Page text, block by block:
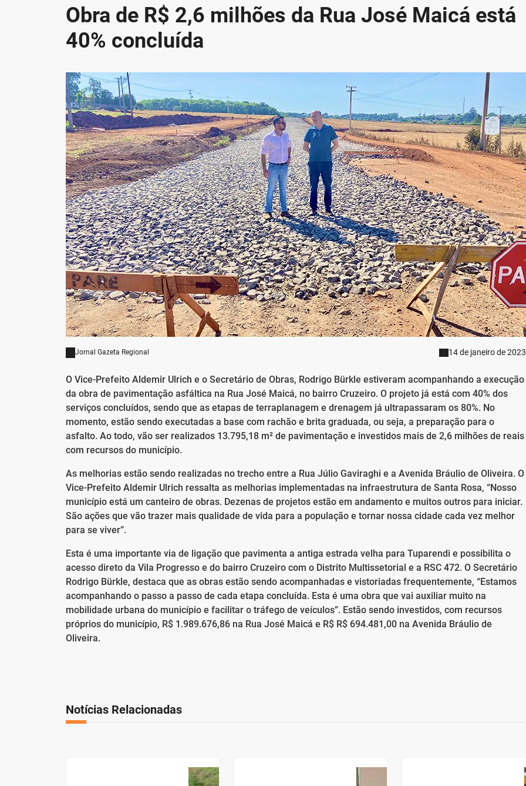
Obra de R$ 2,6 milhões da Rua José Maicá está
40% concluída
Jornal Gazeta Regional 14 de janeiro de 2023
O Vice-Prefeito Aldemir Ulrich e o Secretário de Obras, Rodrigo Bürkle estiveram acompanhando a execução
da obra de pavimentação asfáltica na Rua José Maicá, no bairro Cruzeiro. O projeto já está com 40% dos
serviços concluídos, sendo que as etapas de terraplanagem e drenagem já ultrapassaram os 80%. No
momento, estão sendo executadas a base com rachão e brita graduada, ou seja, a preparação para o
asfalto. Ao todo, vão ser realizados 13.795,18 m² de pavimentação e investidos mais de 2,6 milhões de reais
com recursos do município.
As melhorias estão sendo realizadas no trecho entre a Rua Júlio Gaviraghi e a Avenida Bráulio de Oliveira. O
Vice-Prefeito Aldemir Ulrich ressalta as melhorias implementadas na infraestrutura de Santa Rosa, “Nosso
município está um canteiro de obras. Dezenas de projetos estão em andamento e muitos outros para iniciar.
São ações que vão trazer mais qualidade de vida para a população e tornar nossa cidade cada vez melhor
para se viver”.
Esta é uma importante via de ligação que pavimenta a antiga estrada velha para Tuparendi e possibilita o
acesso direto da Vila Progresso e do bairro Cruzeiro com o Distrito Multissetorial e a RSC 472. O Secretário
Rodrigo Bürkle, destaca que as obras estão sendo acompanhadas e vistoriadas frequentemente, “Estamos
acompanhando o passo a passo de cada etapa concluída. Esta é uma obra que vai auxiliar muito na
mobilidade urbana do município e facilitar o tráfego de veículos”. Estão sendo investidos, com recursos
próprios do município, R$ 1.989.676,86 na Rua José Maicá e R$ R$ 694.481,00 na Avenida Bráulio de
Oliveira.
Notícias Relacionadas